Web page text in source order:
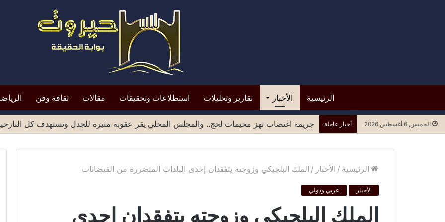
الرئيسية الأخبار تقارير وتحليلات استطلاعات وتحقيقات مقالات ثقافة وفن
الخميس, 6 أغسطس 2026 أخبار عاجلة قرار من حكومة عدن بوقف تعميد الشهادات الصادرة من مناطق صنعاء يثير موجة انتقادات
الرئيسية / الأخبار / الملك البلجيكي وزوجته يتفقدان إحدى البلدات المتضررة من الفيضانات
الأخبار عربي ودولي
الملك البلجيكي وزوجته يتفقدان إحدى